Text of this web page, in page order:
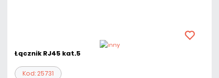
Łącznik RJ45 kat.5
Kod: 25731